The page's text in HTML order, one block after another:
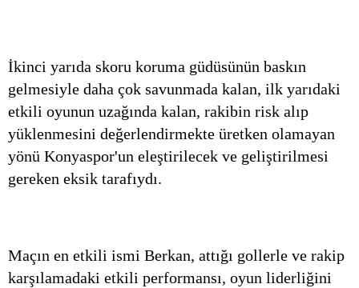
İkinci yarıda skoru koruma güdüsünün baskın
gelmesiyle daha çok savunmada kalan, ilk yarıdaki
etkili oyunun uzağında kalan, rakibin risk alıp
yüklenmesini değerlendirmekte üretken olamayan
yönü Konyaspor'un eleştirilecek ve geliştirilmesi
gereken eksik tarafıydı.
Maçın en etkili ismi Berkan, attığı gollerle ve rakip
karşılamadaki etkili performansı, oyun liderliğini